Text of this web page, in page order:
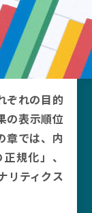
ぞれの目的
の表示順位
章では、内
規化」、
リティクス